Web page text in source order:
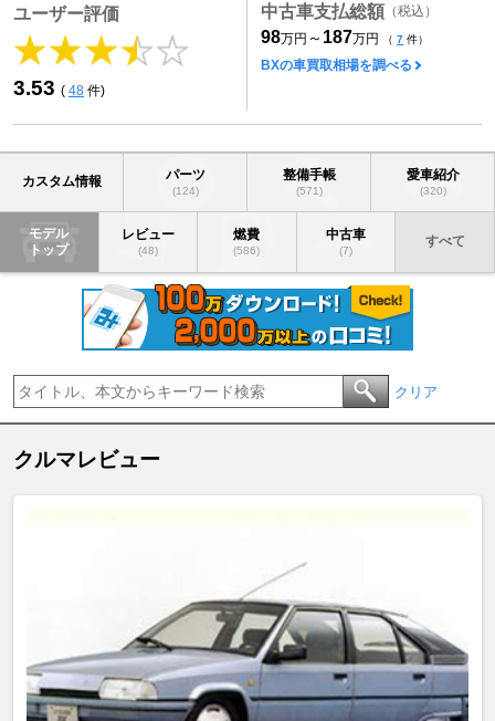
ユーザー評価
3.53 ( 48 件)
中古車支払総額 （税込）
98万円 ～ 187万円 （ 7 件）
BXの車買取相場を調べる
カスタム情報 パーツ
(124)
整備手帳
(571)
愛車紹介
(320)
モデル
トップ
レビュー
(48)
燃費
(586)
中古車
(7)
すべて
クリア
クルマレビュー